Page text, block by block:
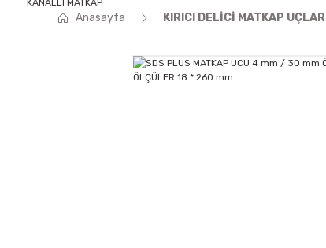
Anasayfa KIRICI DELİCİ MATKAP UÇLARI